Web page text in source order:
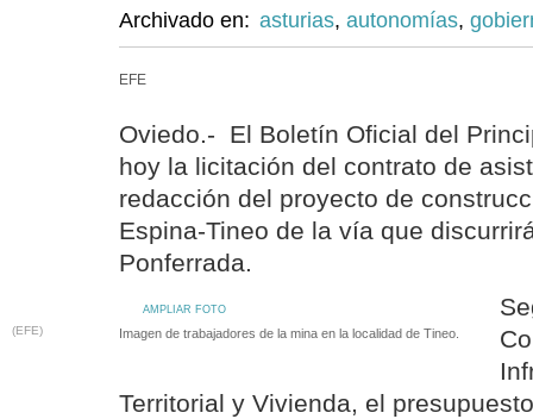
Archivado en: asturias, autonomías,
EFE
Oviedo.- El Boletín Oficial del
hoy la licitación del contrato de
redacción del proyecto de
Espina-Tineo de la vía que
Ponferrada.
AMPLIAR FOTO
(EFE) Imagen de trabajadores de la mina en la localidad de Tineo.
Territorial y Vivienda, el